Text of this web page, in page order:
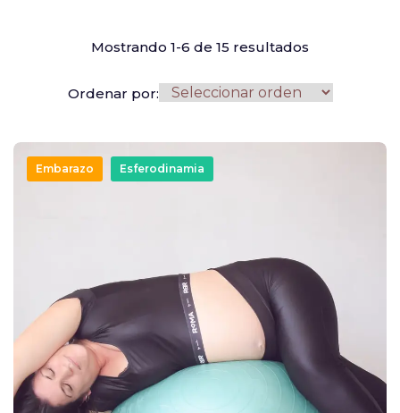
Mostrando 1-6 de 15 resultados
Ordenar por:
Embarazo Esferodinamia